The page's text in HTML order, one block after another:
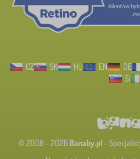
CZ SK HU EN DE
SI
© 2008 - 2026 Banaby.pl-